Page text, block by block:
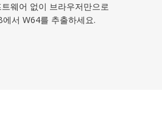
웨어 없이 브라우저만으로
에서 W64를 추출하세요.